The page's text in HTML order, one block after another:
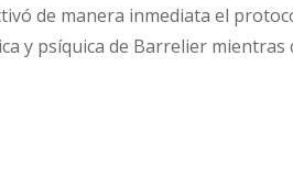
de manera inmediata el
y psíquica de Barrelier mientras